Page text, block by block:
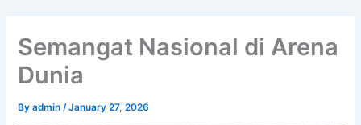
Semangat Nasional di Arena
Dunia
Byadmin/January 27, 2026